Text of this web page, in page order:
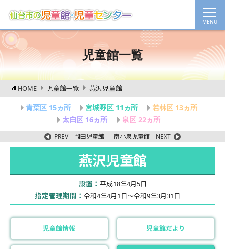
児童館一覧
HOME 児童館一覧 燕沢児童館
青葉区 15ヵ所 宮城野区 11ヵ所
若林区 13ヵ所
太白区 16ヵ所
泉区 22ヵ所
PREV 岡田児童館 南小泉児童館 NEXT
燕沢児童館
設置： 平成18年4月5日
指定管理期間： 令和4年4月1日～令和9年3月31日
児童館情報 児童館だより